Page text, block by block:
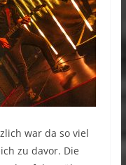
war da so viel
zu davor. Die